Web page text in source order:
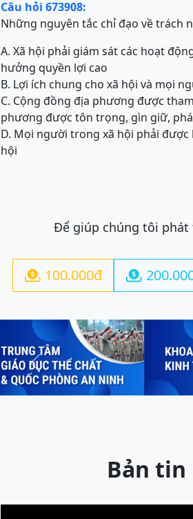
Câu hỏi 673908:
Những nguyên tắc chỉ đạo về trách
A. Xã hội phải giám sát các hoạt
hưởng quyền lợi cao
B. Lợi ích chung cho xã hội và mọi
C. Cộng đồng địa phương được
phương được tôn trọng, gìn giữ,
D. Mọi người trong xã hội phải
hội
Để giúp chúng tôi phát
 100.000đ 
Previous
Bản tin